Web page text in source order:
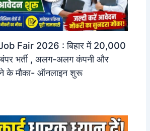
Fair 2026 : बिहार में 20,000
बंपर भर्ती , अलग-अलग कंपनी और
के मौका- ऑनलाइन शुरू